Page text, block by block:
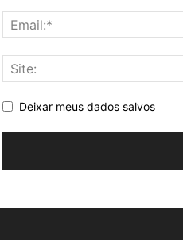
Deixar meus dados salvos